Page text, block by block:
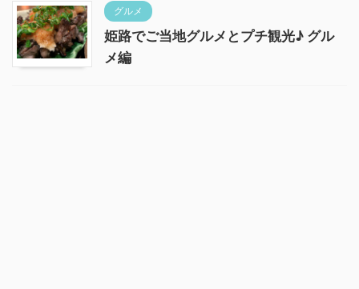
グルメ
姫路でご当地グルメとプチ観光♪ グル
メ編